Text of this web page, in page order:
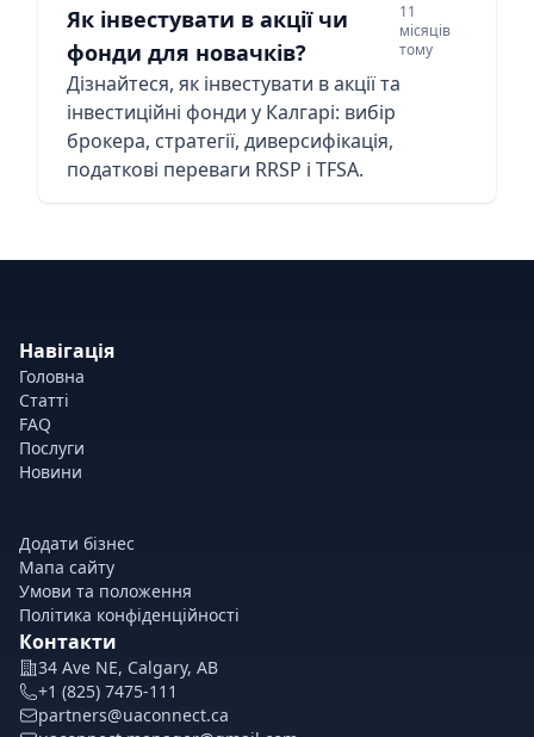
Як інвестувати в акції чи
фонди для новачків?
11
місяців
тому
Дізнайтеся, як інвестувати в акції та
інвестиційні фонди у Калгарі: вибір
брокера, стратегії, диверсифікація,
податкові переваги RRSP і TFSA.
Навігація
Головна
Статті
FAQ
Послуги
Новини
Додати бізнес
Мапа сайту
Умови та положення
Політика конфіденційності
Контакти
34 Ave NE, Calgary, AB
+1 (825) 7475-111
partners@uaconnect.ca